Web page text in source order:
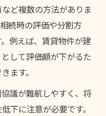
ど複数の方法がありま
続時の評価や分割方
例えば、賃貸物件が建
して評価額が下がるた
ます。
議が難航しやすく、将
下に注意が必要です。